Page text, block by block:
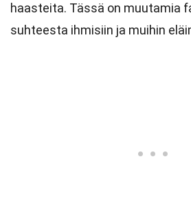
haasteita. Tässä on muutamia
suhteesta ihmisiin ja muihin